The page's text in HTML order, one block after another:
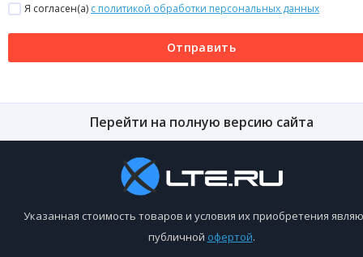
Я согласен(a) с политикой обработки персональных данных
Отправить
Перейти на полную версию сайта
Указанная стоимость товаров и условия их приобретения
публичной офертой.